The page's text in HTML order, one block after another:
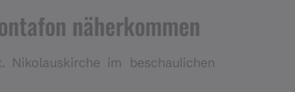
näherkommen
Nikolauskirche im beschaulichen